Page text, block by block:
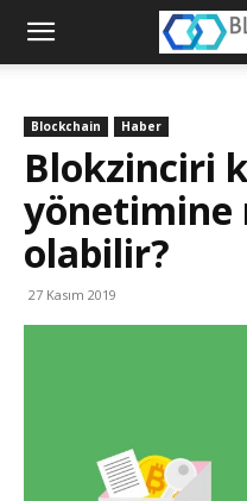
Blockchain
Platformu
Blockchain Haber
Blokzinciri
yönetimine
olabilir?
27 Kasım 2019